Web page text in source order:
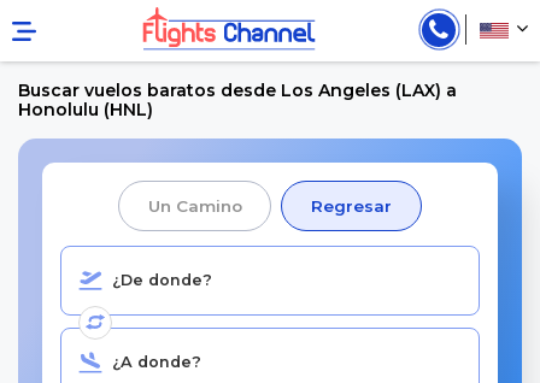
Buscar vuelos baratos desde Los Angeles (LAX) a
Honolulu (HNL)
Un Camino Regresar